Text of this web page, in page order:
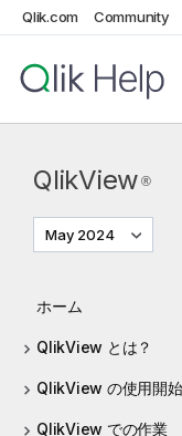
Qlik.com Community
QlikView ®
May 2024
ホーム
QlikView とは？
QlikView の使用開始
QlikView での作業